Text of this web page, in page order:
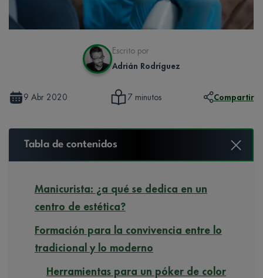
Escrito por
Adrián Rodríguez
9 Abr 2020 7 minutos Compartir
Tabla de contenidos
Manicurista: ¿a qué se dedica en un
centro de estética?
Formación para la convivencia entre lo
tradicional y lo moderno
Herramientas para un póker de color